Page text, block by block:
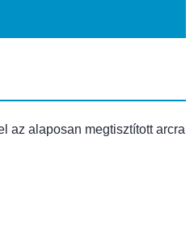
az alaposan megtisztított arcra